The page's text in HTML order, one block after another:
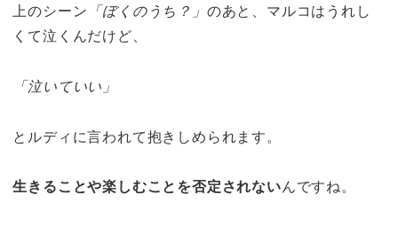
上のシーン 「ぼくのうち？」 のあと、マルコはうれし
くて泣くんだけど、
「泣いていい」
とルディに言われて抱きしめられます。
生きることや楽しむことを否定されないんですね。